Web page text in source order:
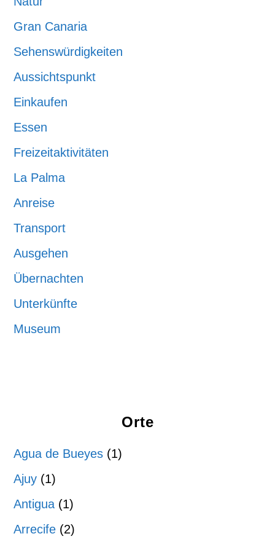
Gran Canaria
Sehenswürdigkeiten
Aussichtspunkt
Einkaufen
Essen
Freizeitaktivitäten
La Palma
Anreise
Transport
Ausgehen
Übernachten
Unterkünfte
Museum
Orte
Agua de Bueyes (1)
Ajuy (1)
Antigua (1)
Arrecife (2)